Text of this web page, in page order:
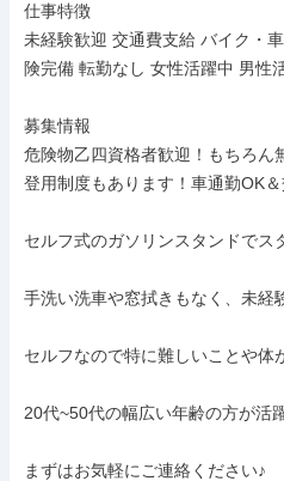
仕事特徴
未経験歓迎 交通費支給 バイク・
険完備 転勤なし 女性活躍中 男性
募集情報
危険物乙四資格者歓迎！もちろん
登用制度もあります！車通勤OK
セルフ式のガソリンスタンドでス
手洗い洗車や窓拭きもなく、未
セルフなので特に難しいことや体
20代~50代の幅広い年齢の方が活
まずはお気軽にご連絡ください♪